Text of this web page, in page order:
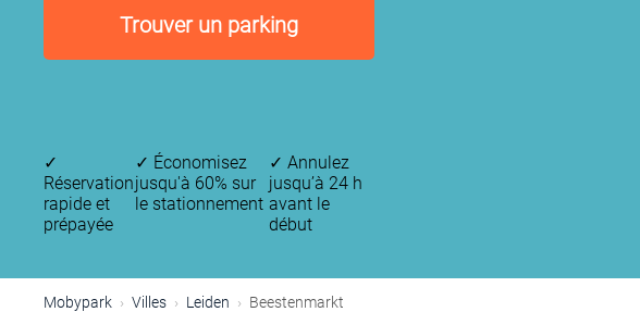
Trouver un parking
✓
Réservation
rapide et
prépayée
✓ Économisez
jusqu'à 60% sur
le stationnement
✓ Annulez
jusqu’à 24 h
avant le
début
Mobypark Villes Leiden Beestenmarkt